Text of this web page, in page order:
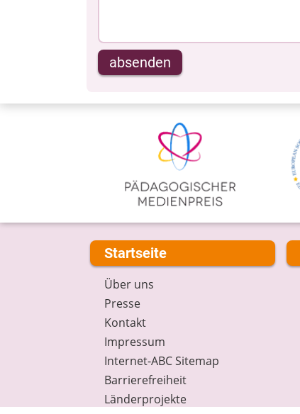
absenden
Startseite
Über uns
Presse
Kontakt
Impressum
Internet-ABC Sitemap
Barrierefreiheit
Länderprojekte